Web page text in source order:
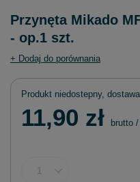
Przynęta Mikado
- op.1 szt.
+ Dodaj do porównania
Produkt niedostepny,
11,90 zł brutto /